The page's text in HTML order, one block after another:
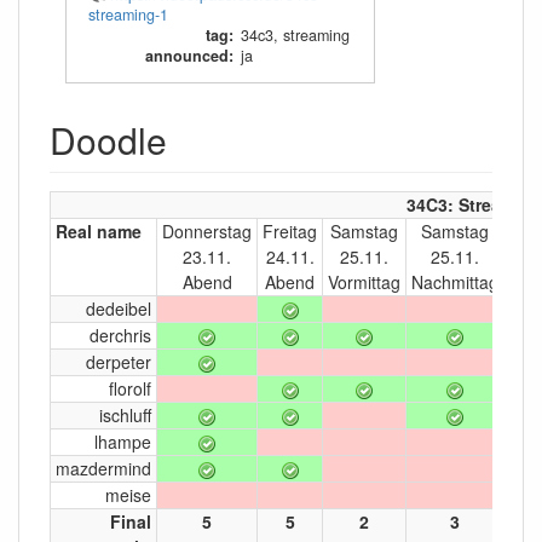
streaming-1
tag: 34c3,streaming
announced: ja
Doodle
34C3:
Real name
Donnerstag
23.11.
Abend
Freitag
24.11.
Abend
Samstag
25.11.
Vormittag
Samstag
25.11.
Nachmittag
dedeibel
derchris
derpeter
florolf
ischluff
lhampe
mazdermind
meise
Final
5 5 2 3